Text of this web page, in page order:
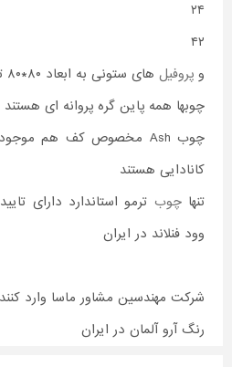
۲۴
۴۲
و پروفیل های ستونی به ابعاد ۸۰*۸۰ تا ۱۶۰*۱۶۰
چوبها همه پاین گره پروانه ای هستند
کانادایی هستند
تنهاچوب ترمو استاندارد دارای
وود فنلاند در ایران
شرکت مهندسین مشاور ماسا وارد
رنگ آرو آلمان در ایران